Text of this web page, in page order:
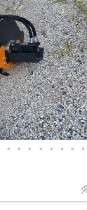
• • • • • • • •